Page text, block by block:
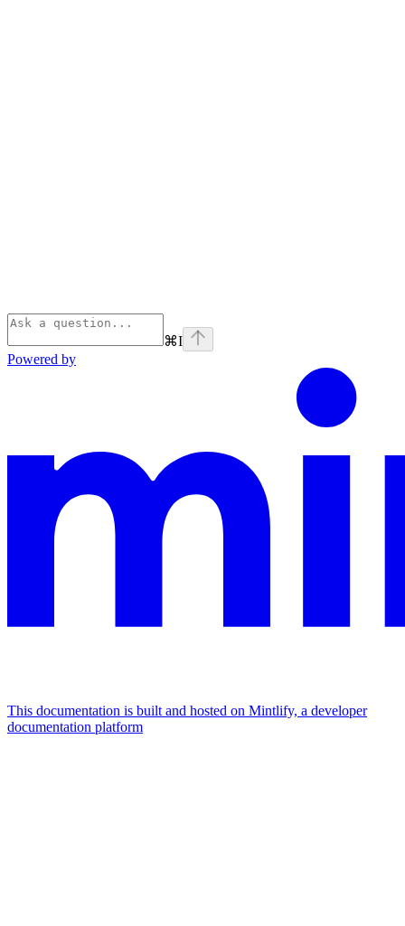
⌘I
Powered by
This documentation is built and hosted on Mintlify, a developer
documentation platform